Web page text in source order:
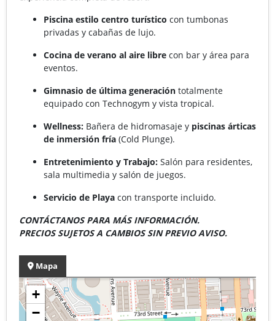
Piscina estilo centro turístico con tumbonas
privadas y cabañas de lujo.
Cocina de verano al aire libre con bar y área para
eventos.
Gimnasio de última generación totalmente
equipado con Technogym y vista tropical.
Wellness: Bañera de hidromasaje y piscinas árticas
de inmersión fría (Cold Plunge).
Entretenimiento y Trabajo: Salón para residentes,
sala multimedia y salón de juegos.
Servicio de Playa con transporte incluido.
CONTÁCTANOS PARA MÁS INFORMACIÓN.
PRECIOS SUJETOS A CAMBIOS SIN PREVIO AVISO.
Mapa
+
−